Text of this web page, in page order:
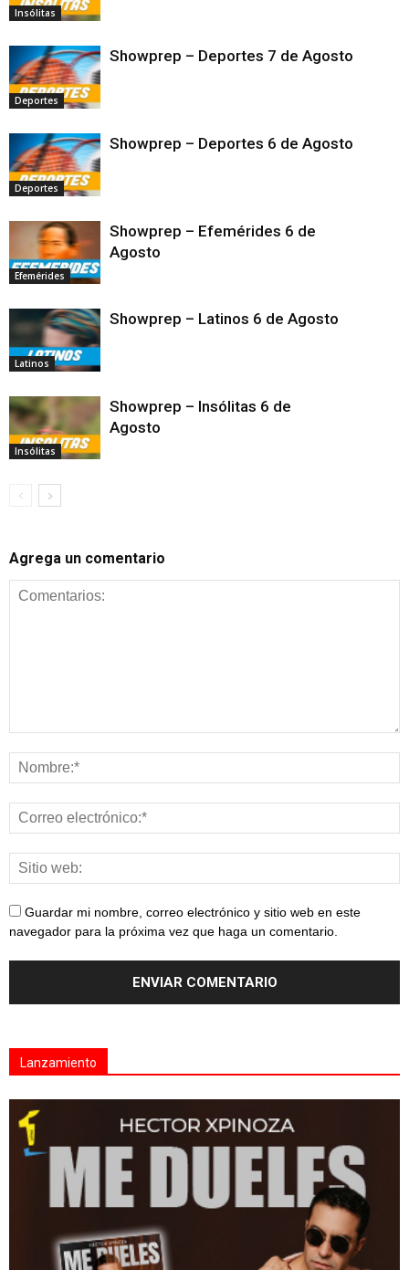
Insólitas
Deportes
Showprep – Deportes 7 de Agosto
Deportes
Showprep – Deportes 6 de Agosto
Efemérides
Showprep – Efemérides 6 de
Agosto
Latinos
Showprep – Latinos 6 de Agosto
Insólitas
Showprep – Insólitas 6 de
Agosto
Agrega un comentario
Guardar mi nombre, correo electrónico y sitio web en este
navegador para la próxima vez que haga un comentario.
Lanzamiento